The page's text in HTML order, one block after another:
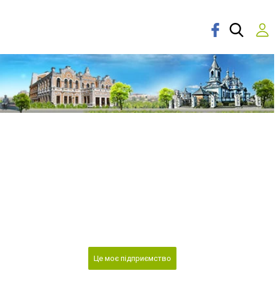
Це моє підприємство